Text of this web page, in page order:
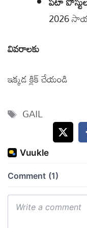
2026
వివరాలకు
ఇక్కడ క్లిక్ చేయండి
Tags
GAIL